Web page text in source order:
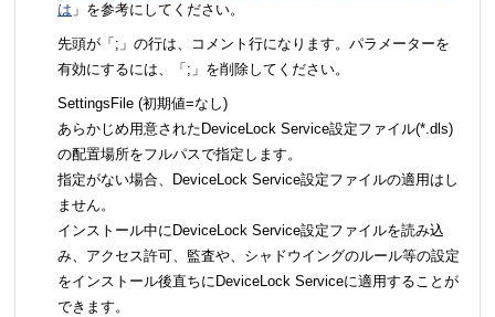
は 」を参考にしてください。
先頭が「;」の行は、コメント行になります。パラメーターを
有効にするには、「;」を削除してください。
SettingsFile (初期値=なし)
あらかじめ用意されたDeviceLock Service設定ファイル(*.dls)
の配置場所をフルパスで指定します。
指定がない場合、DeviceLock Service設定ファイルの適用はし
ません。
インストール中にDeviceLock Service設定ファイルを読み込
み、アクセス許可、監査や、シャドウイングのルール等の設定
をインストール後直ちにDeviceLock Serviceに適用することが
できます。